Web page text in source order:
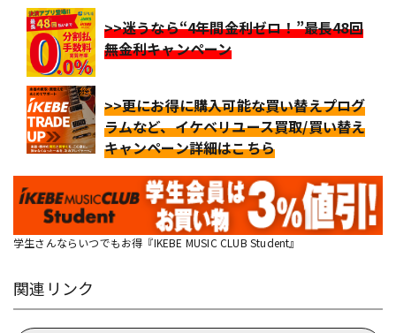
>>迷うなら“4年間金利ゼロ！”最長48回
無金利キャンペーン
>>更にお得に購入可能な買い替えプログ
ラムなど、イケベリユース買取/買い替え
キャンペーン詳細はこちら
学生さんならいつでもお得『IKEBE MUSIC CLUB Student』
関連リンク